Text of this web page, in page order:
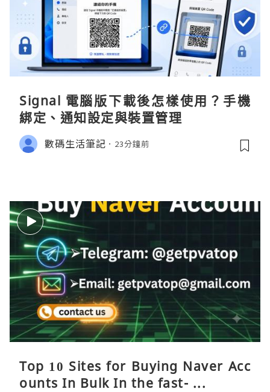
Signal 電腦版下載後怎樣使用？手機
綁定、通知設定與裝置管理
數碼生活筆記 23分鐘前
Top 10 Sites for Buying Naver Acc
ounts In Bulk In the fast- ...